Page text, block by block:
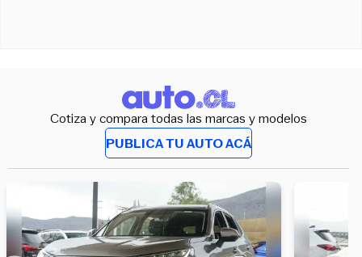
Cotiza y compara todas las marcas y modelos
PUBLICA TU AUTO ACÁ